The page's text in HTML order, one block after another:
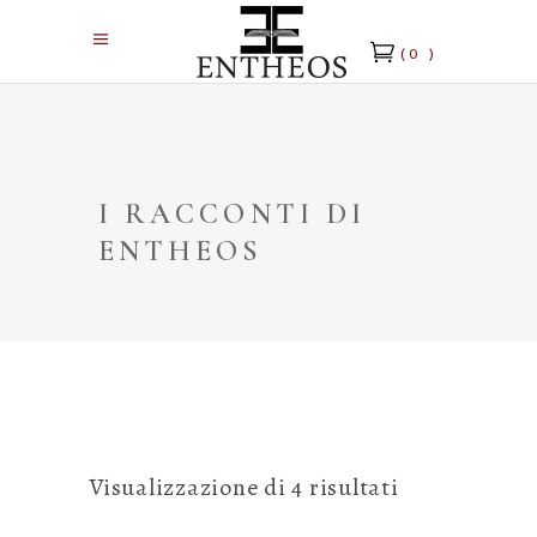
(0 )
I RACCONTI DI
ENTHEOS
Visualizzazione di 4 risultati